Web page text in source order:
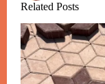
Related Posts